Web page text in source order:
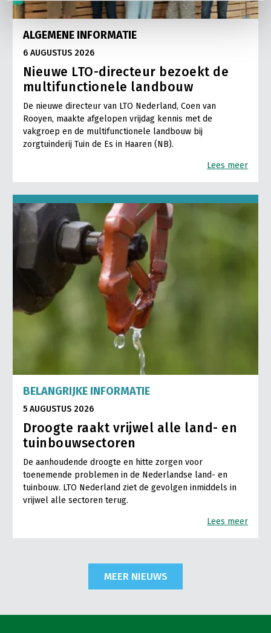
ALGEMENE INFORMATIE
6 AUGUSTUS 2026
Nieuwe LTO-directeur bezoekt de
multifunctionele landbouw
De nieuwe directeur van LTO Nederland, Coen van
Rooyen, maakte afgelopen vrijdag kennis met de
vakgroep en de multifunctionele landbouw bij
zorgtuinderij Tuin de Es in Haaren (NB).
Lees meer
BELANGRIJKE INFORMATIE
5 AUGUSTUS 2026
Droogte raakt vrijwel alle land- en
tuinbouwsectoren
De aanhoudende droogte en hitte zorgen voor
toenemende problemen in de Nederlandse land- en
tuinbouw. LTO Nederland ziet de gevolgen inmiddels in
vrijwel alle sectoren terug.
Lees meer
MEER NIEUWS